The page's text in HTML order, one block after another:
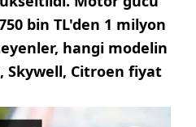
bin TL'den 1 milyon
hangi modelin
Skywell, Citroen fiyat